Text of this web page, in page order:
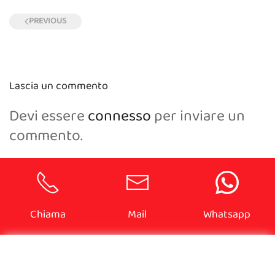
PREVIOUS
Lascia un commento
Devi essereconnessoper inviare un
commento.
Chiama Mail Whatsapp